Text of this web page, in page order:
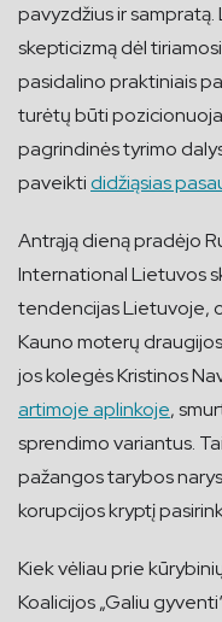
pavyzdžius ir
skepticizmą dėl
pasidalino praktiniais
turėtų būti
pagrindinės tyrimo
paveiktididžiąsias
Antrąją dieną pradėjo
International Lietuvos
tendencijas Lietuvoje,
Kauno moterų
jos kolegės Kristinos
artimoje aplinkoje,
sprendimo variantus.
pažangos tarybos narys
korupcijos kryptį
Kiek vėliau prie
Koalicijos „Galiu